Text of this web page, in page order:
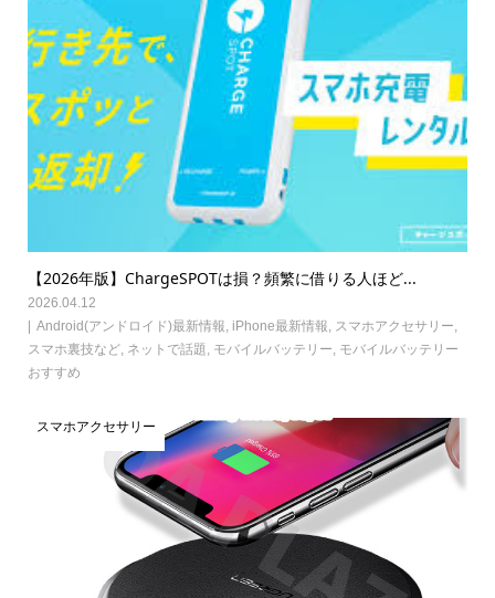
【2026年版】ChargeSPOTは損？頻繁に借りる人ほど...
2026.04.12
Android(アンドロイド)最新情報 iPhone最新情報 スマホアクセサリー
スマホ裏技など, ネットで話題 モバイルバッテリー モバイルバッテリー
おすすめ
スマホアクセサリー